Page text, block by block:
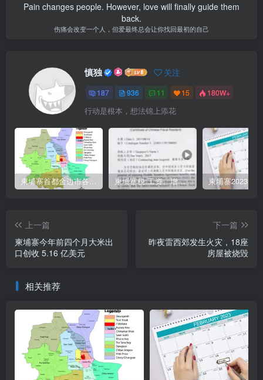
Pain changes people. However, love will finally guide them
back.
伤痛会改变一个人，但爱最终总会让你找回最初的自己
慎独 关注
187 936 11 15 180W+
行动是根本，想法锦上添花
柬埔寨首都金边市各区与分区名称分布 柬埔寨税:工资、增值、预扣、利润、专利、产业、注册税
上一篇
柬埔寨今年前四个月大米出
口创收 5.16 亿美元
下一篇
昨夜雷西郊发生火灾，18座
房屋被烧毁
相关推荐